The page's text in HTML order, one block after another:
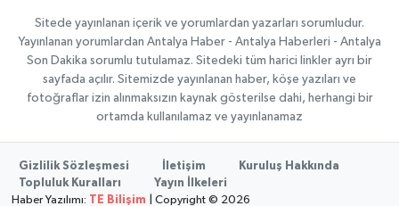
Sitede yayınlanan içerik ve yorumlardan yazarları sorumludur.
Yayınlanan yorumlardan Antalya Haber - Antalya Haberleri - Antalya
Son Dakika sorumlu tutulamaz. Sitedeki tüm harici linkler ayrı bir
sayfada açılır. Sitemizde yayınlanan haber, köşe yazıları ve
fotoğraflar izin alınmaksızın kaynak gösterilse dahi, herhangi bir
ortamda kullanılamaz ve yayınlanamaz
Gizlilik Sözleşmesi İletişim
Kuruluş Hakkında
Topluluk Kuralları
Yayın İlkeleri
Haber Yazılımı: TE Bilişim | Copyright © 2026